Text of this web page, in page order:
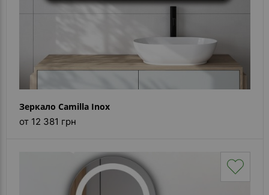
Зеркало Camilla Inox
от 12 381 грн